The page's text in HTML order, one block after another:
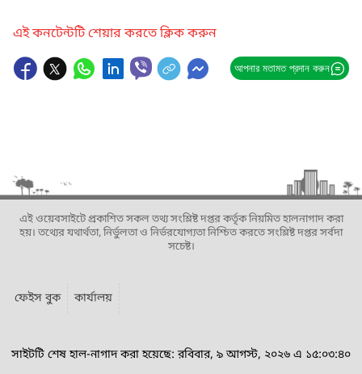
এই কনটেন্টটি শেয়ার করতে ক্লিক করুন
আপনার মতামত প্রদান করুন
এই ওয়েবসাইটে প্রকাশিত সকল তথ্য সংশ্লিষ্ট দপ্তর কর্তৃক নিয়মিত হালনাগাদ করা
হয়। তথ্যের যথার্থতা, নির্ভুলতা ও নির্ভরযোগ্যতা নিশ্চিত করতে সংশ্লিষ্ট দপ্তর সর্বদা
সচেষ্ট।
ফেইস বুক কার্যালয়
সাইটটি শেষ হাল-নাগাদ করা হয়েছে: রবিবার, ৯ আগস্ট, ২০২৬ এ ১৫:০৩:৪০